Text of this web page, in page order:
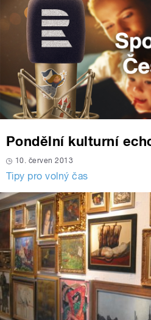
Pondělní kulturní
10. červen 2013
Tipy pro volný čas